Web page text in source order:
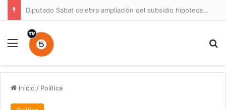
Diputado Sabat celebra ampliación del subsidio hipotecario con viviendas de hasta 6.000 UF
Menú
Inicio / Política